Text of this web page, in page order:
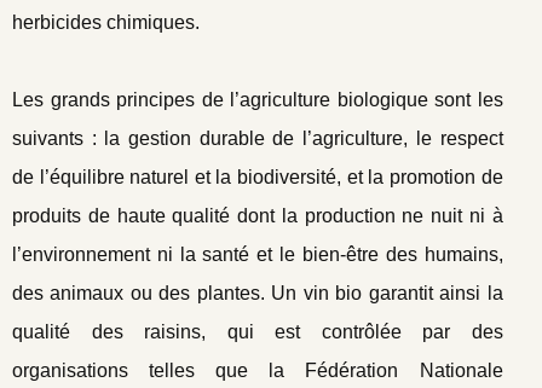
herbicides chimiques.
Les grands principes de l’agriculture biologique sont les
suivants : la gestion durable de l’agriculture, le respect
de l’équilibre naturel et la biodiversité, et la promotion de
produits de haute qualité dont la production ne nuit ni à
l’environnement ni la santé et le bien-être des humains,
des animaux ou des plantes. Un vin bio garantit ainsi la
qualité des raisins, qui est contrôlée par des
organisations telles que la Fédération Nationale